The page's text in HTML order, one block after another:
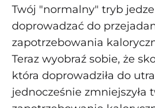
Twój "normalny" tryb
doprowadzać do
zapotrzebowania
Teraz wyobraź sobie, że
która doprowadziła do
jednocześnie zmniejszyła